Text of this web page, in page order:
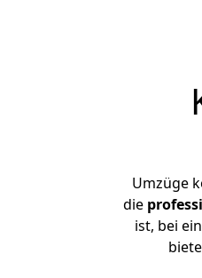
Umzüge
die
ist, bei